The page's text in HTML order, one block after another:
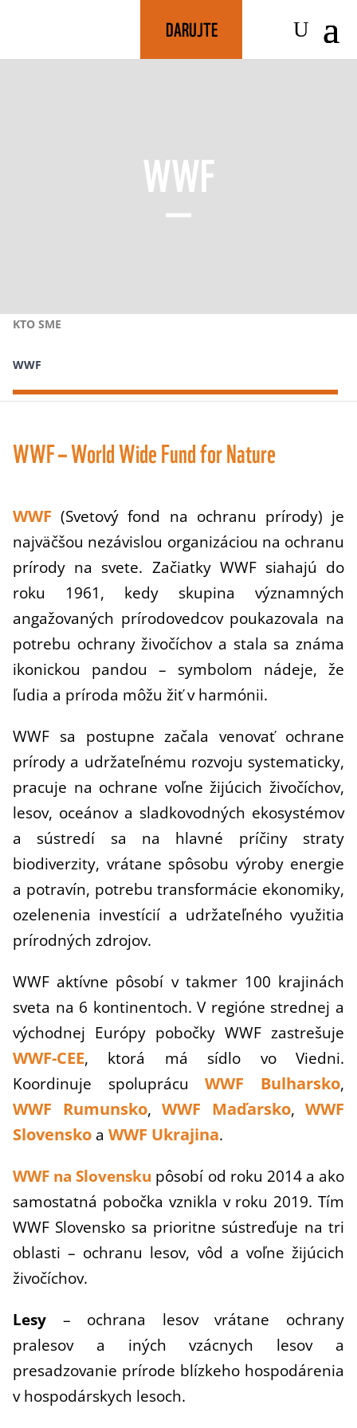
DARUJTE
WWF
KTO SME
WWF
WWF – World Wide Fund for Nature
WWF (Svetový fond na ochranu prírody) je
najväčšou nezávislou organizáciou na ochranu
prírody na svete. Začiatky WWF siahajú do
roku 1961, kedy skupina významných
angažovaných prírodovedcov poukazovala na
potrebu ochrany živočíchov a stala sa známa
ikonickou pandou – symbolom nádeje, že
ľudia a príroda môžu žiť v harmónii.
WWF sa postupne začala venovať ochrane
prírody a udržateľnému rozvoju systematicky,
pracuje na ochrane voľne žijúcich živočíchov,
lesov, oceánov a sladkovodných ekosystémov
a sústredí sa na hlavné príčiny straty
biodiverzity, vrátane spôsobu výroby energie
a potravín, potrebu transformácie ekonomiky,
ozelenenia investícií a udržateľného využitia
prírodných zdrojov.
WWF aktívne pôsobí v takmer 100 krajinách
sveta na 6 kontinentoch. V regióne strednej a
východnej Európy pobočky WWF zastrešuje
WWF-CEE, ktorá má sídlo vo Viedni.
Koordinuje spoluprácuWWF Bulharsko,
WWF Rumunsko, WWF Maďarsko, WWF
Slovensko a WWF Ukrajina.
WWF na Slovensku pôsobí od roku 2014 a ako
samostatná pobočka vznikla v roku 2019. Tím
WWF Slovensko sa prioritne sústreďuje na tri
oblasti – ochranu lesov, vôd a voľne žijúcich
živočíchov.
Lesy – ochrana lesov vrátane ochrany
pralesov a iných vzácnych lesov a
presadzovanie prírode blízkeho hospodárenia
v hospodárskych lesoch.